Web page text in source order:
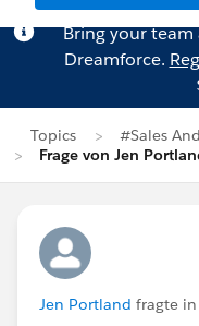
Bring your
Dreamforce.
Topics
#Sales
Frage von Jen
Jen Portland fragte in